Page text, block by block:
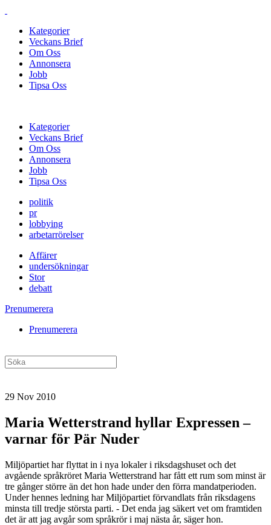
Kategorier
Veckans Brief
Om Oss
Annonsera
Jobb
Tipsa Oss
Kategorier
Veckans Brief
Om Oss
Annonsera
Jobb
Tipsa Oss
politik
pr
lobbying
arbetarrörelser
Affärer
undersökningar
Stor
debatt
Prenumerera
Prenumerera
29 Nov 2010
Maria Wetterstrand hyllar Expressen –
varnar för Pär Nuder
Miljöpartiet har flyttat in i nya lokaler i riksdagshuset och det
avgående språkröret Maria Wetterstrand har fått ett rum som minst är
tre gånger större än det hon hade under den förra mandatperioden.
Under hennes ledning har Miljöpartiet förvandlats från riksdagens
minsta till tredje största parti. - Det enda jag säkert vet om framtiden
det är att jag avgår som språkrör i maj nästa år, säger hon.